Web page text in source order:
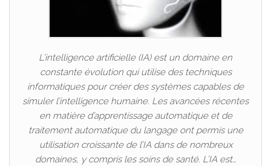
L’intelligence artificielle (IA) est un domaine en
constante évolution qui utilise des techniques
informatiques pour créer des systèmes capables de
simuler l’intelligence humaine. Les avancées récentes
en matière d’apprentissage automatique et de
traitement automatique du langage ont permis une
utilisation croissante de l’IA dans de nombreux
domaines, y compris les soins de santé. L’IA est…